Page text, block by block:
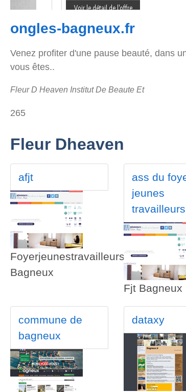
ongles-bagneux.fr
Venez profiter d'une pause beauté, dans
vous êtes..
Fleur D Heaven Institut De Beaute Et
265
Fleur Dheaven
afjt
Foyerjeunestravailleurs
Bagneux
ass du
jeunes
travailleurs
Fjt Bagneux
commune de
bagneux
dataxy